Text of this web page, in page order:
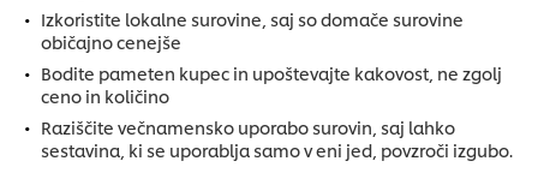
Izkoristite lokalne surovine, saj so domače surovine
običajno cenejše
Bodite pameten kupec in upoštevajte kakovost, ne zgolj
ceno in količino
Raziščite večnamensko uporabo surovin, saj lahko
sestavina, ki se uporablja samo v eni jed, povzroči izgubo.